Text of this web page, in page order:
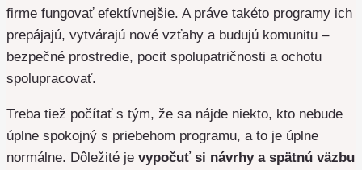
firme fungovať efektívnejšie. A práve takéto programy ich
prepájajú, vytvárajú nové vzťahy a budujú komunitu –
bezpečné prostredie, pocit spolupatričnosti a ochotu
spolupracovať.
Treba tiež počítať s tým, že sa nájde niekto, kto nebude
úplne spokojný s priebehom programu, a to je úplne
normálne. Dôležité je vypočuť si návrhy a spätnú väzbu